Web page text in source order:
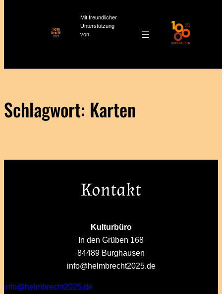
Mit freundlicher
Unterstützung
von
Schlagwort: Karten
Kontakt
Kulturbüro
In den Grüben 168
84489 Burghausen
info@helmbrecht2025.de
info@helmbrecht2025.de